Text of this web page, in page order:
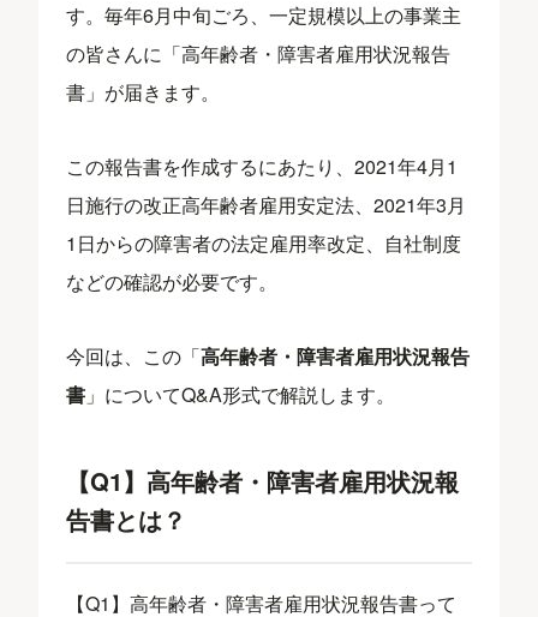
す。毎年6月中旬ごろ、一定規模以上の事業主
の皆さんに「高年齢者・障害者雇用状況報告
書」が届きます。
この報告書を作成するにあたり、2021年4月1
日施行の改正高年齢者雇用安定法、2021年3月
1日からの障害者の法定雇用率改定、自社制度
などの確認が必要です。
今回は、この「高年齢者・障害者雇用状況報告
書 」についてQ&A形式で解説します。
【Q1】高年齢者・障害者雇用状況報
告書とは？
【Q1】高年齢者・障害者雇用状況報告書って